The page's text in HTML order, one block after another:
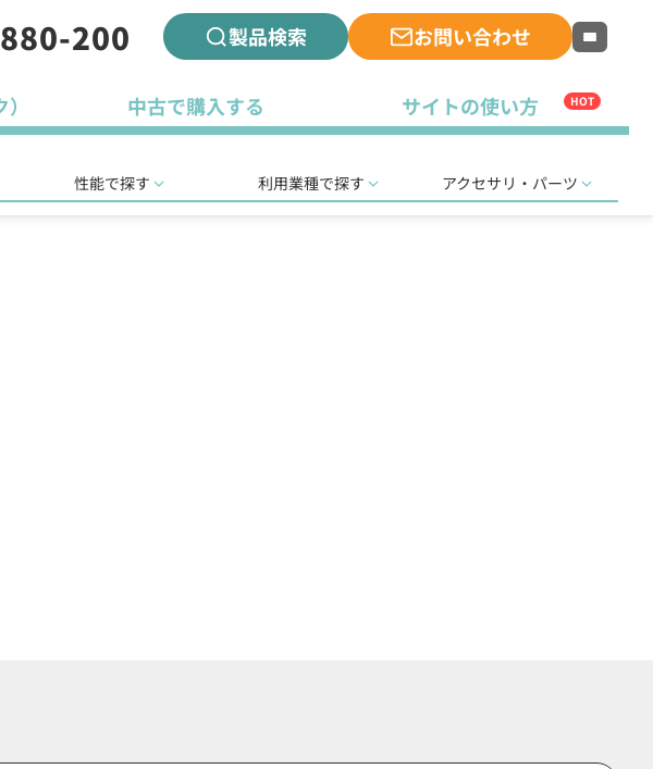
200 製品検索 お問い合わせ
中古で購入する サイトの使い方 HOT
性能で探す 利用業種で探す アクセサリ・パーツ